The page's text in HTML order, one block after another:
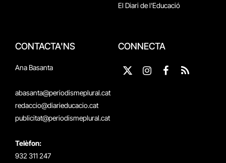
El Diari de l'Educació
CONTACTA'NS
Ana Basanta
abasanta@periodismeplural.cat
redaccio@diarieducacio.cat
publicitat@periodismeplural.cat
Telèfon:
932 311 247
CONNECTA
X
Instagram
Facebook
RSS